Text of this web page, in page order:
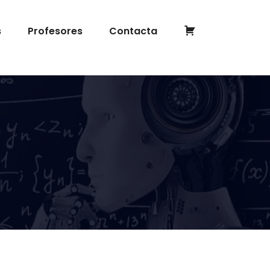
Profesores Contacta
Completar